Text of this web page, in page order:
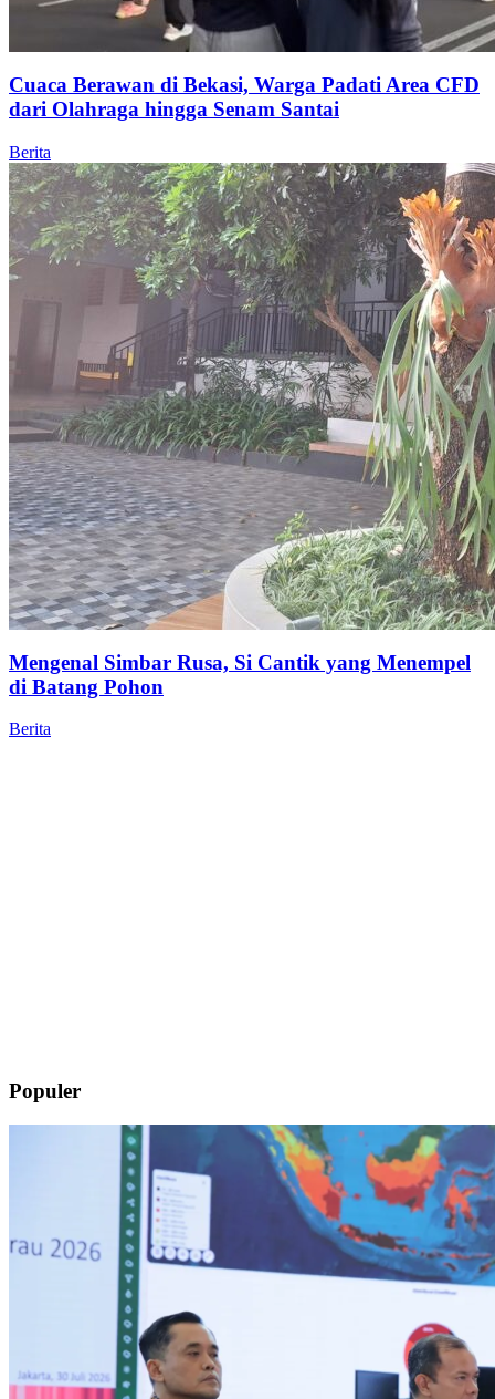
Cuaca Berawan di Bekasi, Warga Padati Area CFD
dari Olahraga hingga Senam Santai
Berita
Mengenal Simbar Rusa, Si Cantik yang Menempel
di Batang Pohon
Berita
Populer